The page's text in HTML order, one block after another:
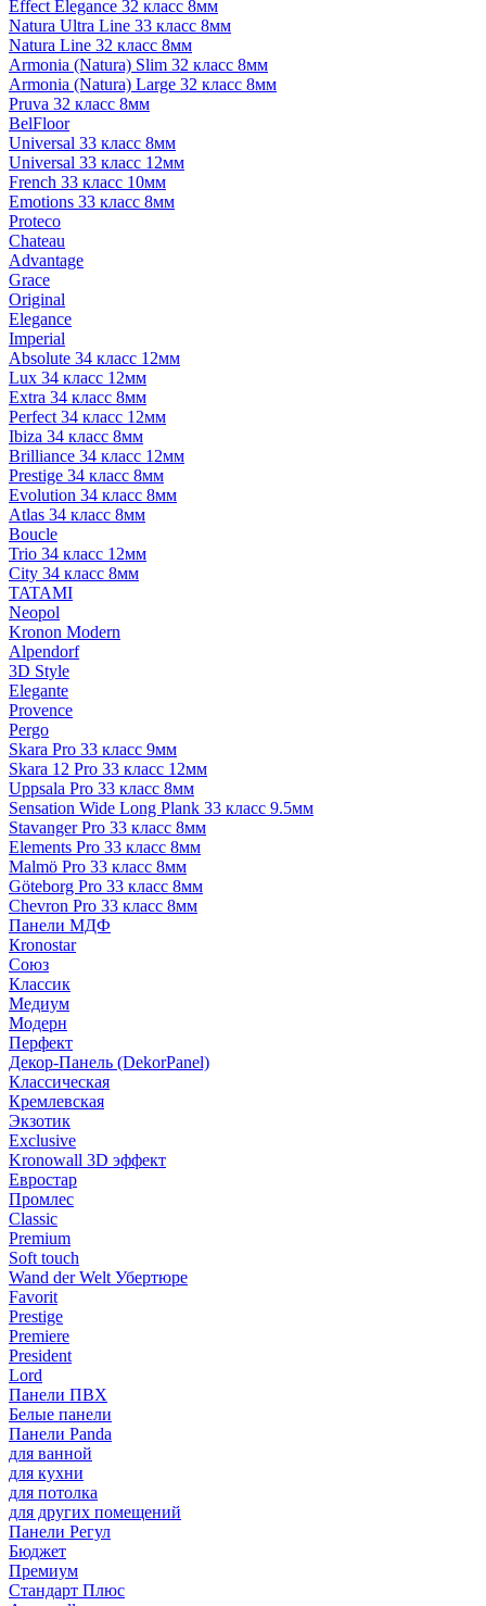
Effect Elegance 32 класс 8мм
Natura Ultra Line 33 класс 8мм
Natura Line 32 класс 8мм
Armonia (Natura) Slim 32 класс 8мм
Armonia (Natura) Large 32 класс 8мм
Pruva 32 класс 8мм
BelFloor
Universal 33 класс 8мм
Universal 33 класс 12мм
French 33 класс 10мм
Emotions 33 класс 8мм
Proteco
Chateau
Advantage
Grace
Original
Elegance
Imperial
Absolute 34 класс 12мм
Lux 34 класс 12мм
Extra 34 класс 8мм
Perfect 34 класс 12мм
Ibiza 34 класс 8мм
Brilliance 34 класс 12мм
Prestige 34 класс 8мм
Evolution 34 класс 8мм
Atlas 34 класс 8мм
Boucle
Trio 34 класс 12мм
City 34 класс 8мм
TATAMI
Neopol
Kronon Modern
Alpendorf
3D Style
Elegante
Provence
Pergo
Skara Pro 33 класс 9мм
Skara 12 Pro 33 класс 12мм
Uppsala Pro 33 класс 8мм
Sensation Wide Long Plank 33 класс 9.5мм
Stavanger Pro 33 класс 8мм
Elements Pro 33 класс 8мм
Malmö Pro 33 класс 8мм
Göteborg Pro 33 класс 8мм
Chevron Pro 33 класс 8мм
Панели МДФ
Кronostar
Союз
Классик
Медиум
Модерн
Перфект
Декор-Панель (DekorPanel)
Классическая
Кремлевская
Экзотик
Exclusive
Kronowall 3D эффект
Евростар
Промлес
Classic
Premium
Soft touch
Wand der Welt Убертюре
Favorit
Prestige
Premiere
President
Lord
Панели ПВХ
Белые панели
Панели Panda
для ванной
для кухни
для потолка
для других помещений
Панели Регул
Бюджет
Премиум
Стандарт Плюс